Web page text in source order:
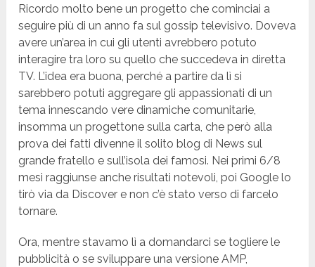
Ricordo molto bene un progetto che cominciai a
seguire più di un anno fa sul gossip televisivo. Doveva
avere un’area in cui gli utenti avrebbero potuto
interagire tra loro su quello che succedeva in diretta
TV. L’idea era buona, perché a partire da lì si
sarebbero potuti aggregare gli appassionati di un
tema innescando vere dinamiche comunitarie,
insomma un progettone sulla carta, che però alla
prova dei fatti divenne il solito blog di News sul
grande fratello e sull’isola dei famosi. Nei primi 6/8
mesi raggiunse anche risultati notevoli, poi Google lo
tirò via da Discover e non c’è stato verso di farcelo
tornare.
Ora, mentre stavamo lì a domandarci se togliere le
pubblicità o se sviluppare una versione AMP,